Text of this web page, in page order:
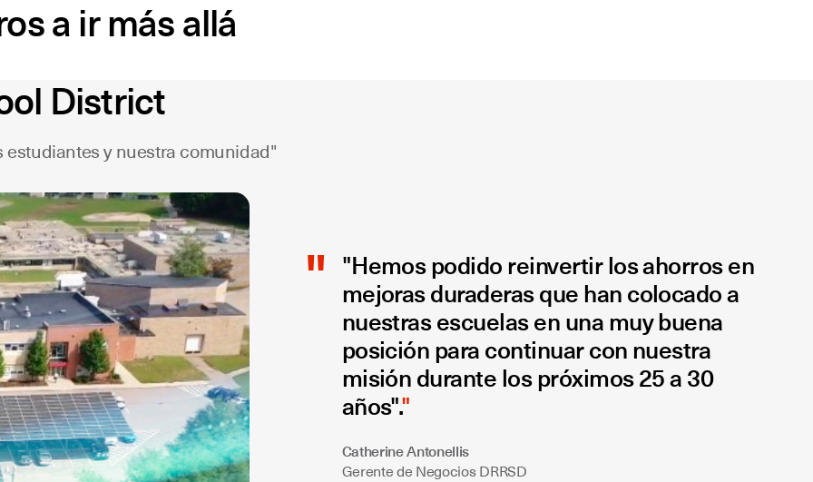
a ir más allá
District
estudiantes y nuestra comunidad"
"Hemos podido reinvertir los ahorros en
mejoras duraderas que han colocado a
nuestras escuelas en una muy buena
posición para continuar con nuestra
misión durante los próximos 25 a 30
años".
Catherine Antonellis
Gerente de Negocios DRRSD